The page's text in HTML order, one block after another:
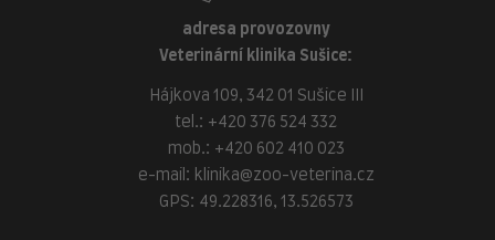
adresa provozovny
Veterinární klinika Sušice:
Hájkova 109, 342 01 Sušice III
tel.: +420 376 524 332
mob.: +420 602 410 023
e-mail: klinika@zoo-veterina.cz
GPS: 49.228316, 13.526573